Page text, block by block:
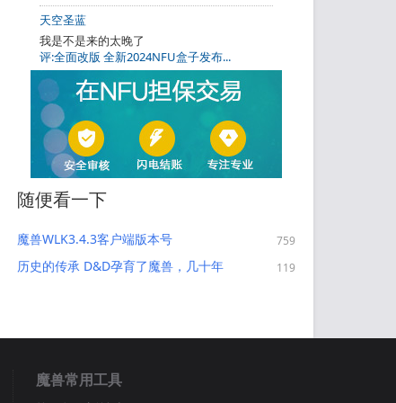
天空圣蓝
我是不是来的太晚了
评:全面改版 全新2024NFU盒子发布...
随便看一下
魔兽WLK3.4.3客户端版本号
3.4.3.54261以及专用HermesProx
用现代客户端玩335版本
759
历史的传承 D&D孕育了魔兽，几十年
119
魔兽常用工具